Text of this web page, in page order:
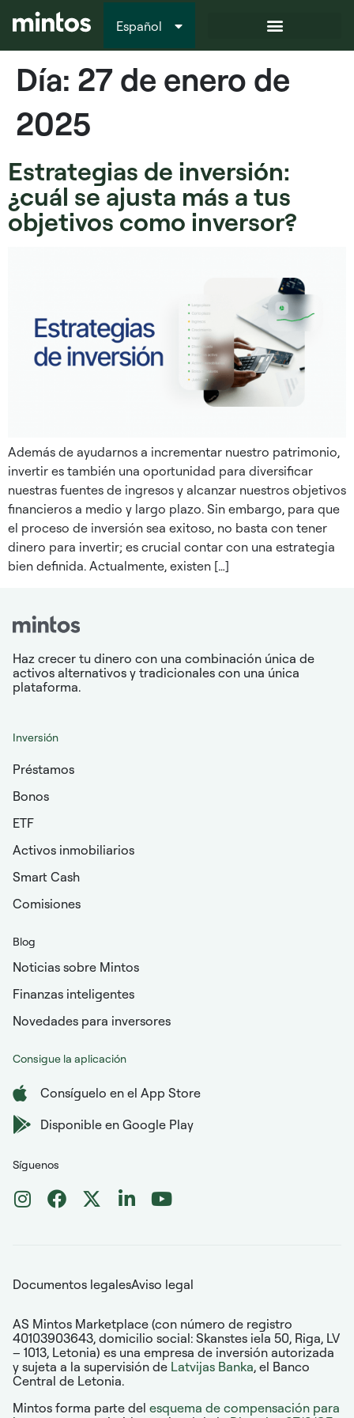
Español
Italiano
Día: 27 de enero de
2025
Estrategias de inversión:
¿cuál se ajusta más a tus
objetivos como inversor?
Además de ayudarnos a incrementar nuestro patrimonio,
invertir es también una oportunidad para diversificar
nuestras fuentes de ingresos y alcanzar nuestros objetivos
financieros a medio y largo plazo. Sin embargo, para que
el proceso de inversión sea exitoso, no basta con tener
dinero para invertir; es crucial contar con una estrategia
bien definida. Actualmente, existen […]
Haz crecer tu dinero con una combinación única de
activos alternativos y tradicionales con una única
plataforma.
Inversión
Préstamos
Bonos
ETF
Activos inmobiliarios
Smart Cash
Comisiones
Blog
Noticias sobre Mintos
Finanzas inteligentes
Novedades para inversores
Consigue la aplicación
Consíguelo en el App Store
Disponible en Google Play
Síguenos
Documentos legalesAviso legal
AS Mintos Marketplace (con número de registro
40103903643, domicilio social: Skanstes iela 50, Riga, LV
– 1013, Letonia) es una empresa de inversión autorizada
y sujeta a la supervisión de Latvijas Banka, el Banco
Central de Letonia.
Mintos forma parte del esquema de compensación para